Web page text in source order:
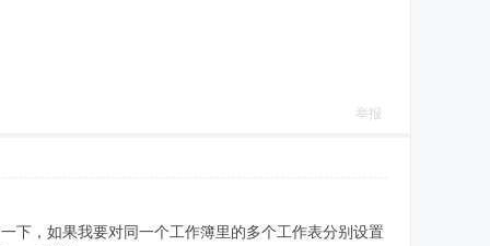
举报
下，如果我要对同一个工作簿里的多个工作表分别设置